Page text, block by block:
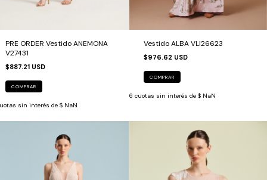
PRE ORDER Vestido ANEMONA
V27431
$887.21 USD
COMPRAR
sin interés de $ NaN
Vestido ALBA VLI26623
$976.62 USD
COMPRAR
6 cuotas sin interés de $ NaN